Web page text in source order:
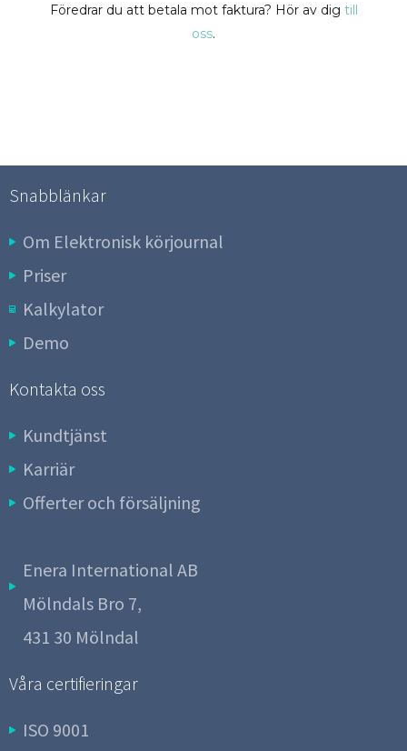
Föredrar du att betala mot faktura? Hör av dig till
oss.
Snabblänkar
Om Elektronisk körjournal
Priser
Kalkylator
Demo
Kontakta oss
Kundtjänst
Karriär
Offerter och försäljning
Enera International AB
Mölndals Bro 7,
431 30 Mölndal
Våra certifieringar
ISO 9001